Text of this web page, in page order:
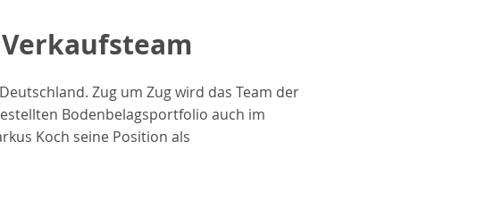
Zug um Zug wird das Team der
Bodenbelagsportfolio auch im
Koch seine Position als